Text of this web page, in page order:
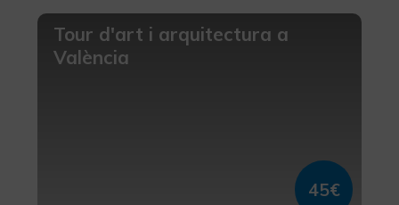
Tour d'art i arquitectura a
València
45€